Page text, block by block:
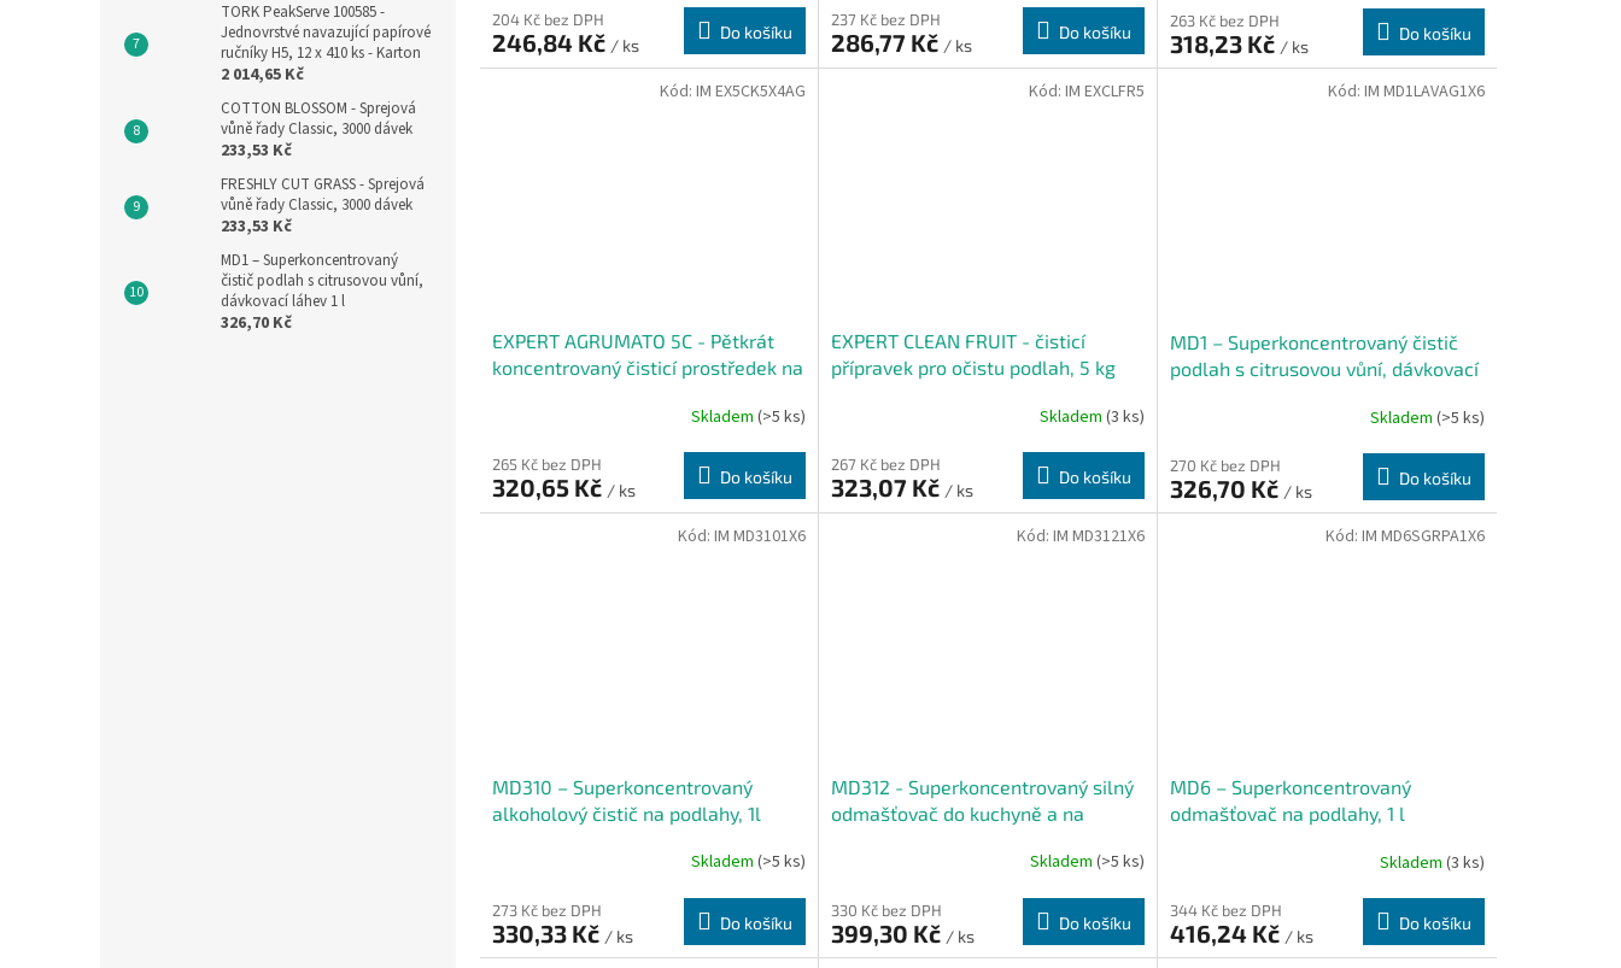
TORK PeakServe 100585 -
Jednovrstvé navazující papírové
ručníky H5, 12 x 410 ks - Karton
2 014,65 Kč
COTTON BLOSSOM - Sprejová
vůně řady Classic, 3000 dávek
233,53 Kč
FRESHLY CUT GRASS - Sprejová
vůně řady Classic, 3000 dávek
233,53 Kč
MD1 – Superkoncentrovaný
čistič podlah s citrusovou vůní,
dávkovací láhev 1 l
326,70 Kč
204 Kč bez DPH
246,84 Kč / ks
Do košíku
237 Kč bez DPH
286,77 Kč / ks
Do košíku
263 Kč bez DPH
318,23 Kč / ks
Do košíku
EXPERT AGRUMATO 5C - Pětkrát
koncentrovaný čisticí prostředek na
Skladem (>5 ks)
265 Kč bez DPH
320,65 Kč / ks
Do košíku
Kód: IM EX5CK5X4AG
EXPERT CLEAN FRUIT - čisticí
přípravek pro očistu podlah, 5 kg
Skladem (3 ks)
267 Kč bez DPH
323,07 Kč / ks
Do košíku
Kód: IM EXCLFR5
MD1 – Superkoncentrovaný čistič
podlah s citrusovou vůní, dávkovací
Skladem (>5 ks)
270 Kč bez DPH
326,70 Kč / ks
Do košíku
Kód: IM MD1LAVAG1X6
MD310 – Superkoncentrovaný
alkoholový čistič na podlahy, 1l
Skladem (>5 ks)
273 Kč bez DPH
330,33 Kč / ks
Do košíku
Kód: IM MD3101X6
MD312 - Superkoncentrovaný silný
odmašťovač do kuchyně a na
Skladem (>5 ks)
330 Kč bez DPH
399,30 Kč / ks
Do košíku
Kód: IM MD3121X6
MD6 – Superkoncentrovaný
odmašťovač na podlahy, 1 l
Skladem (3 ks)
344 Kč bez DPH
416,24 Kč / ks
Do košíku
Kód: IM MD6SGRPA1X6